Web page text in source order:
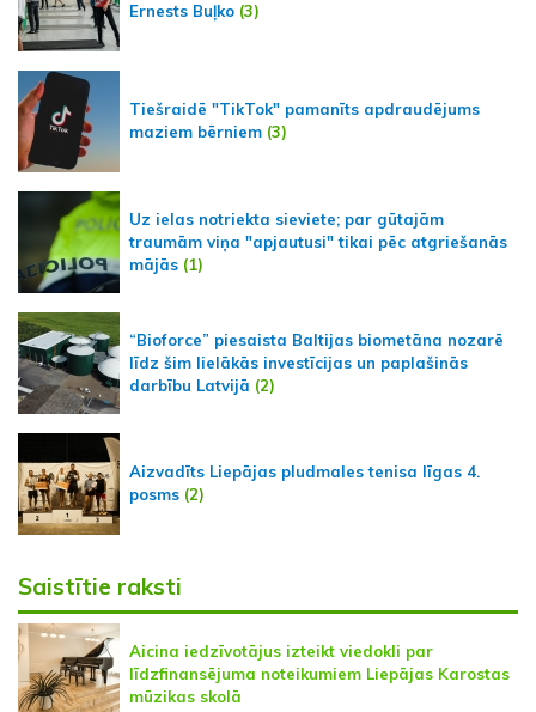
Ernests Buļko (3)
Tiešraidē "TikTok" pamanīts apdraudējums
maziem bērniem (3)
Uz ielas notriekta sieviete; par gūtajām
traumām viņa "apjautusi" tikai pēc atgriešanās
mājās (1)
“Bioforce” piesaista Baltijas biometāna nozarē
līdz šim lielākās investīcijas un paplašinās
darbību Latvijā (2)
Aizvadīts Liepājas pludmales tenisa līgas 4.
posms (2)
Saistītie raksti
Aicina iedzīvotājus izteikt viedokli par
līdzfinansējuma noteikumiem Liepājas Karostas
mūzikas skolā